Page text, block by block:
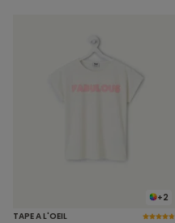
+2
TAPE A L'OEIL